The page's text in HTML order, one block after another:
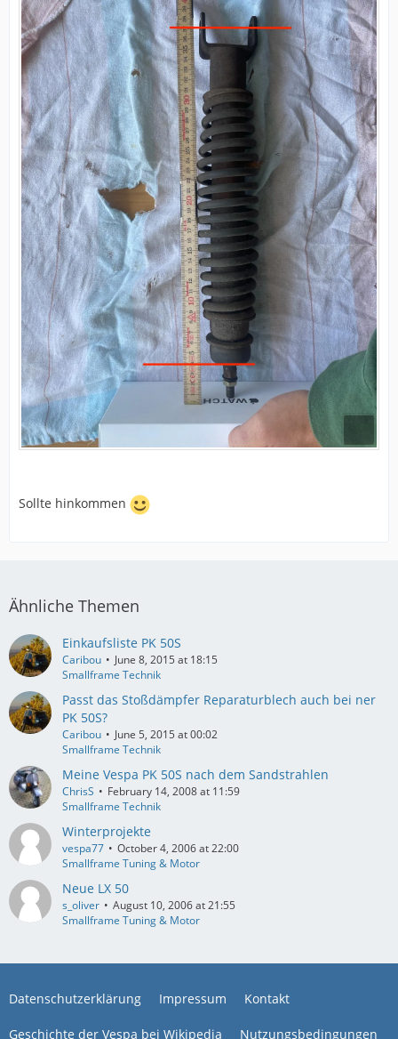
Sollte hinkommen
Ähnliche Themen
Einkaufsliste PK 50S
Caribou
June 8, 2015 at 18:15
Smallframe Technik
Passt das Stoßdämpfer Reparaturblech auch bei ner
PK 50S?
Caribou
June 5, 2015 at 00:02
Smallframe Technik
Meine Vespa PK 50S nach dem Sandstrahlen
ChrisS
February 14, 2008 at 11:59
Smallframe Technik
Winterprojekte
vespa77
October 4, 2006 at 22:00
Smallframe Tuning & Motor
Neue LX 50
s_oliver
August 10, 2006 at 21:55
Smallframe Tuning & Motor
Datenschutzerklärung Impressum Kontakt
Geschichte der Vespa bei Wikipedia Nutzungsbedingungen